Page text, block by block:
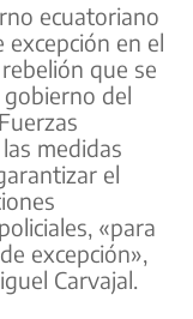
ecuatoriano
excepción en el
que se
del
medidas
el
«para
excepción»,
Carvajal.